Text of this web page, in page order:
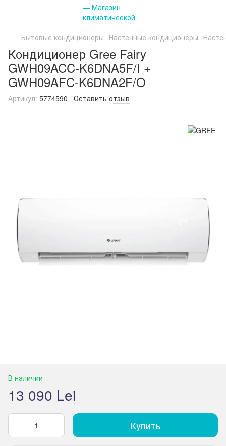
Бытовые кондиционеры Настенные кондиционеры
Кондиционер Gree Fairy
GWH09ACC-K6DNA5F/I +
GWH09AFC-K6DNA2F/O
Артикул: 5774590 Оставить отзыв
В наличии
13 090 Lei
Купить